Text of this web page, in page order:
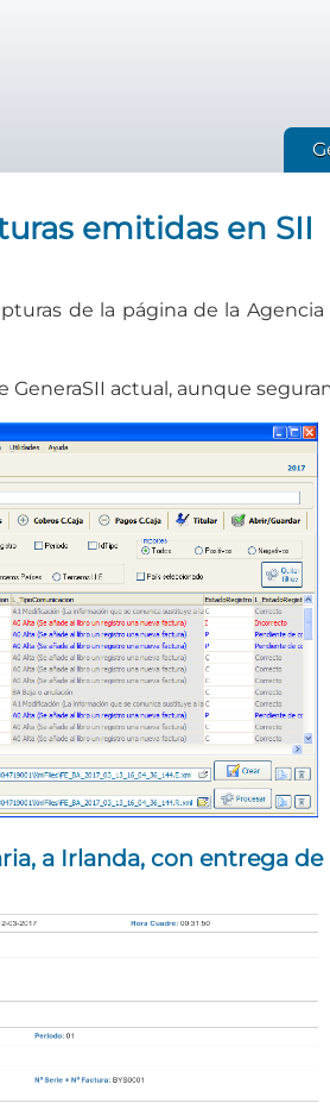
emitidas en SII
de la página de la
GeneraSII actual, aunque
a Irlanda, con entrega